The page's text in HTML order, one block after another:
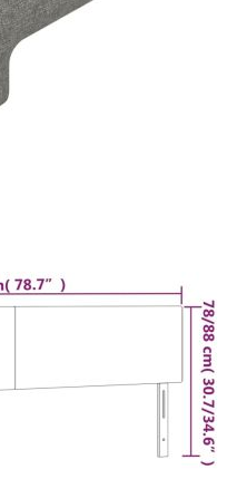
цел.
си с бутона "Добави в
да изберете броя
NewPay плаща
я получавате и
платите към тях:
на изпращане на
покупки на стойност до
20% от стойността на
Останалата сума се
без оскъпяване. За
/ €511.31
на поръчката се